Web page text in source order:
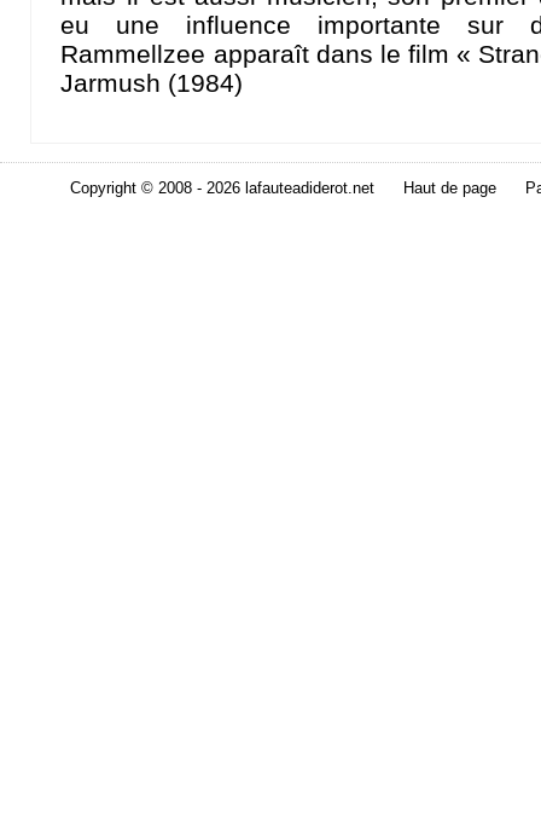
eu une influence importante sur
Rammellzee apparaît dans le film «
Jarmush (1984)
Copyright © 2008 - 2026 lafauteadiderot.net Haut de page